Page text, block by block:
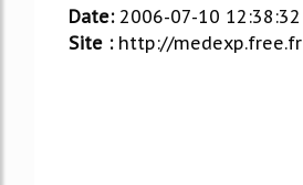
Date: 2006-07-10 12:38:32
Site : http://medexp.free.fr